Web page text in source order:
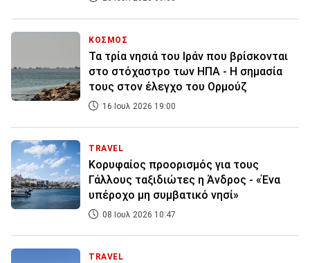
ΚΟΣΜΟΣ
Τα τρία νησιά του Ιράν που βρίσκονται
στο στόχαστρο των ΗΠΑ - Η σημασία
τους στον έλεγχο του Ορμούζ
16 Ιουλ 2026 19:00
TRAVEL
Κορυφαίος προορισμός για τους
Γάλλους ταξιδιώτες η Άνδρος - «Ένα
υπέροχο μη συμβατικό νησί»
08 Ιουλ 2026 10:47
TRAVEL